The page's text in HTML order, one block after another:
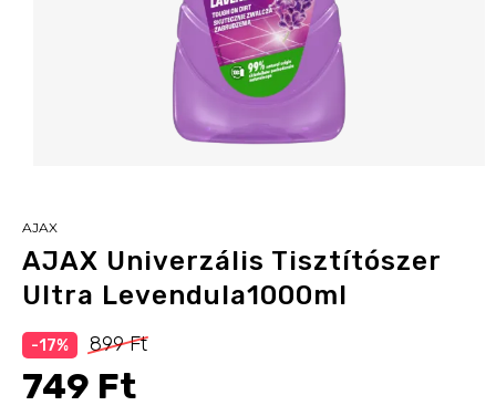
AJAX
AJAX Univerzális Tisztítószer
Ultra Levendula1000ml
-17% 899 Ft
749 Ft